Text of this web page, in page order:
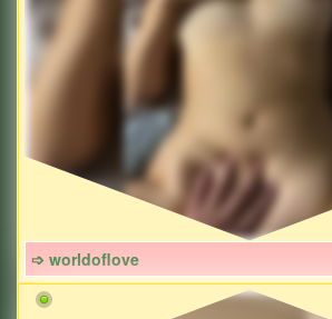
➩ worldoflove